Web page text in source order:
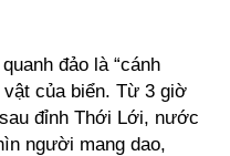
đảo là “cánh
vật của biển. Từ 3 giờ
đỉnh Thới Lới, nước
người mang dao,